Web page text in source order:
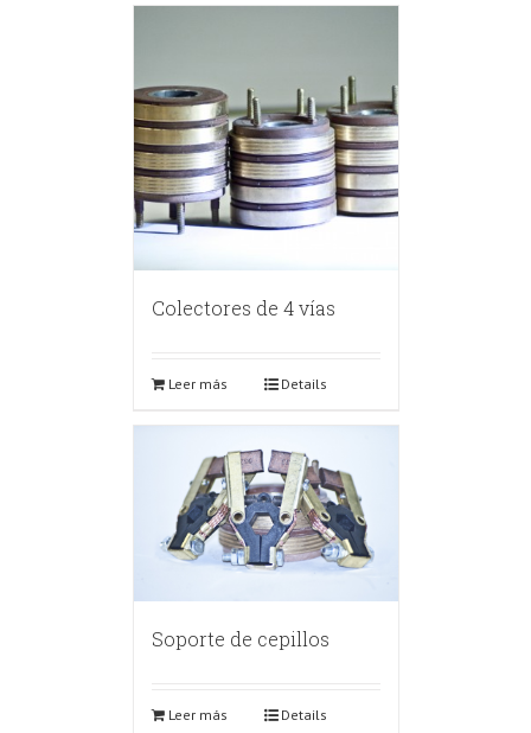
Colectores de 4 vías
Leer más Details
Soporte de cepillos
Leer más Details